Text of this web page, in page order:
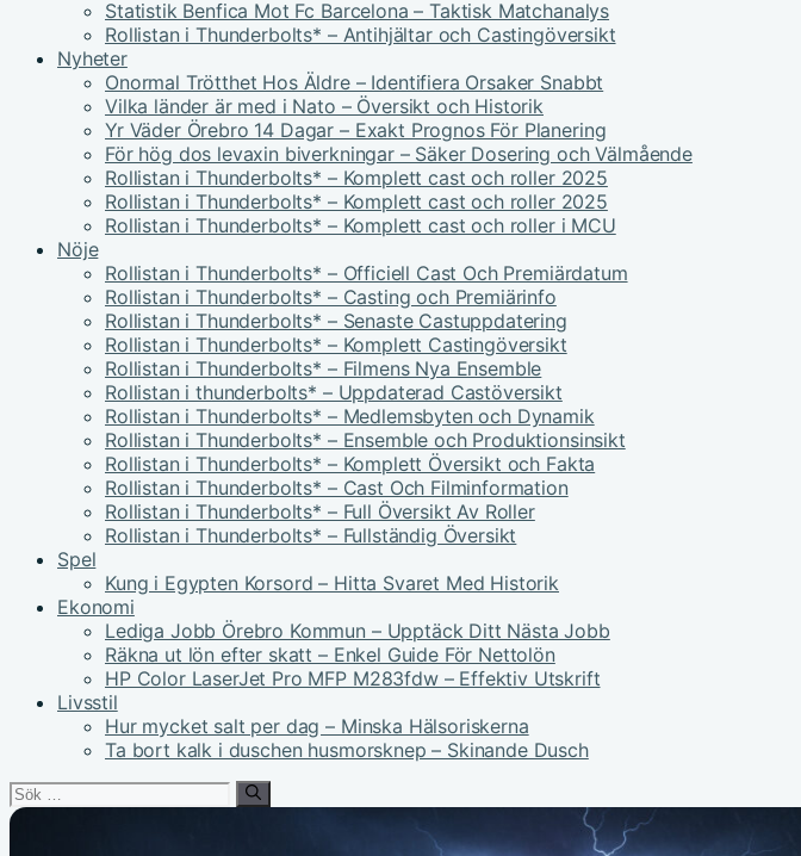
Statistik Benfica Mot Fc Barcelona – Taktisk Matchanalys
Rollistan i Thunderbolts* – Antihjältar och Castingöversikt
Nyheter
Onormal Trötthet Hos Äldre – Identifiera Orsaker Snabbt
Vilka länder är med i Nato – Översikt och Historik
Yr Väder Örebro 14 Dagar – Exakt Prognos För Planering
För hög dos levaxin biverkningar – Säker Dosering och Välmående
Rollistan i Thunderbolts* – Komplett cast och roller 2025
Rollistan i Thunderbolts* – Komplett cast och roller 2025
Rollistan i Thunderbolts* – Komplett cast och roller i MCU
Nöje
Rollistan i Thunderbolts* – Officiell Cast Och Premiärdatum
Rollistan i Thunderbolts* – Casting och Premiärinfo
Rollistan i Thunderbolts* – Senaste Castuppdatering
Rollistan i Thunderbolts* – Komplett Castingöversikt
Rollistan i Thunderbolts* – Filmens Nya Ensemble
Rollistan i thunderbolts* – Uppdaterad Castöversikt
Rollistan i Thunderbolts* – Medlemsbyten och Dynamik
Rollistan i Thunderbolts* – Ensemble och Produktionsinsikt
Rollistan i Thunderbolts* – Komplett Översikt och Fakta
Rollistan i Thunderbolts* – Cast Och Filminformation
Rollistan i Thunderbolts* – Full Översikt Av Roller
Rollistan i Thunderbolts* – Fullständig Översikt
Spel
Kung i Egypten Korsord – Hitta Svaret Med Historik
Ekonomi
Lediga Jobb Örebro Kommun – Upptäck Ditt Nästa Jobb
Räkna ut lön efter skatt – Enkel Guide För Nettolön
HP Color LaserJet Pro MFP M283fdw – Effektiv Utskrift
Livsstil
Hur mycket salt per dag – Minska Hälsoriskerna
Ta bort kalk i duschen husmorsknep – Skinande Dusch
Sök
efter: